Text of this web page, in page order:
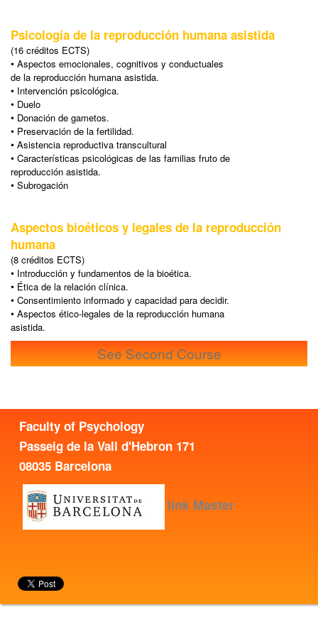
Psicología de la reproducción humana asistida
(16 créditos ECTS)
• Aspectos emocionales, cognitivos y conductuales
de la reproducción humana asistida.
• Intervención psicológica.
• Duelo
• Donación de gametos.
• Preservación de la fertilidad.
• Asistencia reproductiva transcultural
• Características psicológicas de las familias fruto de
reproducción asistida.
• Subrogación
Aspectos bioéticos y legales de la reproducción
humana
(8 créditos ECTS)
• Introducción y fundamentos de la bioética.
• Ética de la relación clínica.
• Consentimiento informado y capacidad para decidir.
• Aspectos ético-legales de la reproducción humana
asistida.
See Second Course
Faculty of Psychology
Passeig de la Vall d'Hebron 171
08035 Barcelona
link Master